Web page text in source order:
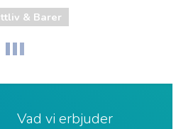
& Barer
Vad vi erbjuder